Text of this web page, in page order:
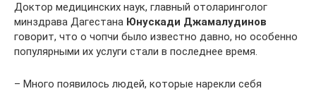
Доктор медицинских наук, главный отоларинголог
минздрава Дагестана Юнускади Джамалудинов
говорит, что о чопчи было известно давно, но особенно
популярными их услуги стали в последнее время.
– Много появилось людей, которые нарекли себя